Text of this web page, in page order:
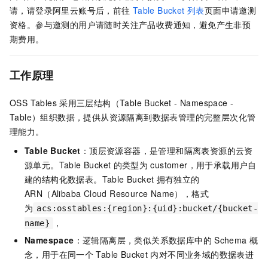
请，请登录阿里云账号后，前往 Table Bucket 列表页面申请邀测
资格。参与邀测的用户请随时关注产品收费通知，避免产生非预
期费用。
工作原理
OSS Tables 采用三层结构（Table Bucket - Namespace -
Table）组织数据，提供从资源隔离到数据表管理的完整层次化管
理能力。
Table Bucket ：顶层资源容器，是管理和隔离表资源的云资
源单元。Table Bucket 的类型为 customer，用于承载用户自
建的结构化数据表。Table Bucket 拥有独立的
ARN（Alibaba Cloud Resource Name），格式
为 acs:osstables:{region}:{uid}:bucket/{bucket-
name}
，
Namespace ：逻辑隔离层，类似关系数据库中的 Schema 概
念，用于在同一个 Table Bucket 内对不同业务域的数据表进